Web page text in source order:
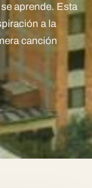
aprende. Esta
a la
canción